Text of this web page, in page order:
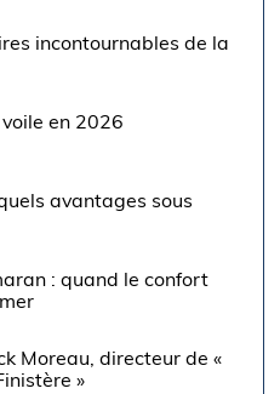
incontournables de la
en 2026
avantages sous
: quand le confort
Moreau, directeur de «
»